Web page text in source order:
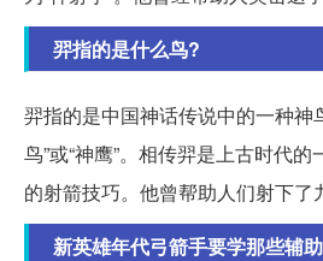
羿指的是什么鸟?
羿指的是中国神话传说中的一种神
鸟”或“神鹰”。相传羿是上古时代
的射箭技巧。他曾帮助人们射下了
新英雄年代弓箭手要学那些辅